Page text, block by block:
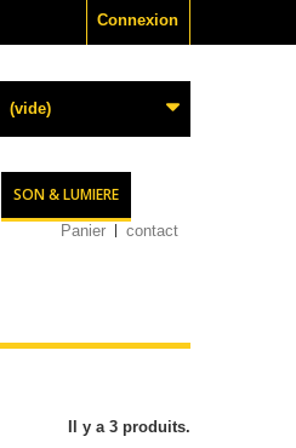
Connexion
(vide)
SON & LUMIERE
Panier contact
Il y a 3 produits.